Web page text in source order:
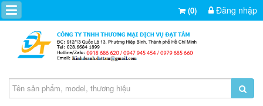
(0) Đăng nhập